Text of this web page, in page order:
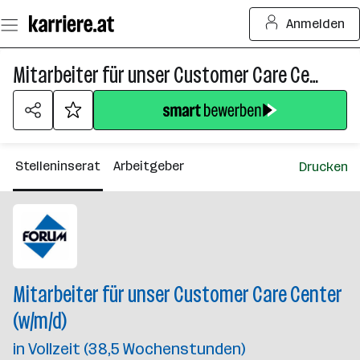
Seiteninhalt
springen
Anmelden
Mitarbeiter für unser Customer Care Center (w/m/d)
Stelleninserat Arbeitgeber Drucken
Mitarbeiter für unser Customer Care Center
(w/m/d)
in Vollzeit (38,5 Wochenstunden)